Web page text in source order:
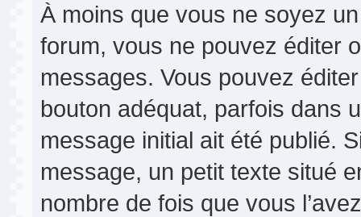
À moins que vous ne soyez
forum, vous ne pouvez éditer
messages. Vous pouvez
bouton adéquat, parfois dans
message initial ait été publié.
message, un petit texte situé
nombre de fois que vous